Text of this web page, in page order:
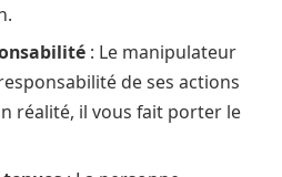
: Le manipulateur
de ses actions
réalité, il vous fait porter le